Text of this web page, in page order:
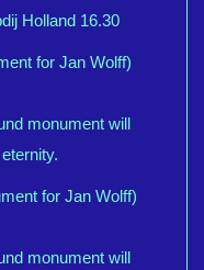
Holland 16.30
for Jan Wolff)
monument will
for Jan Wolff)
monument will